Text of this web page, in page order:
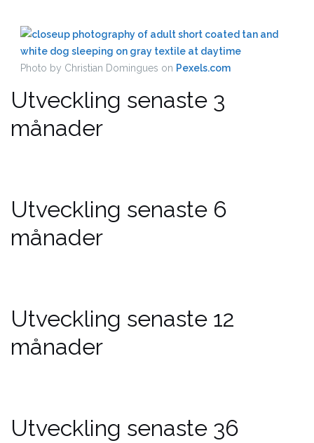
Photo by Christian Domingues on Pexels.com
Utveckling senaste 3
månader
Utveckling senaste 6
månader
Utveckling senaste 12
månader
Utveckling senaste 36